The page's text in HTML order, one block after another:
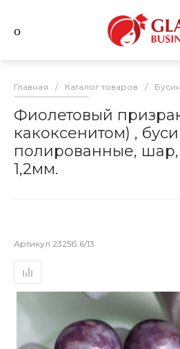
Главная / Каталог товаров /
Фиолетовый
какоксенитом) ,
полированные, шар,
1,2мм.
Артикул 2325б.6/13